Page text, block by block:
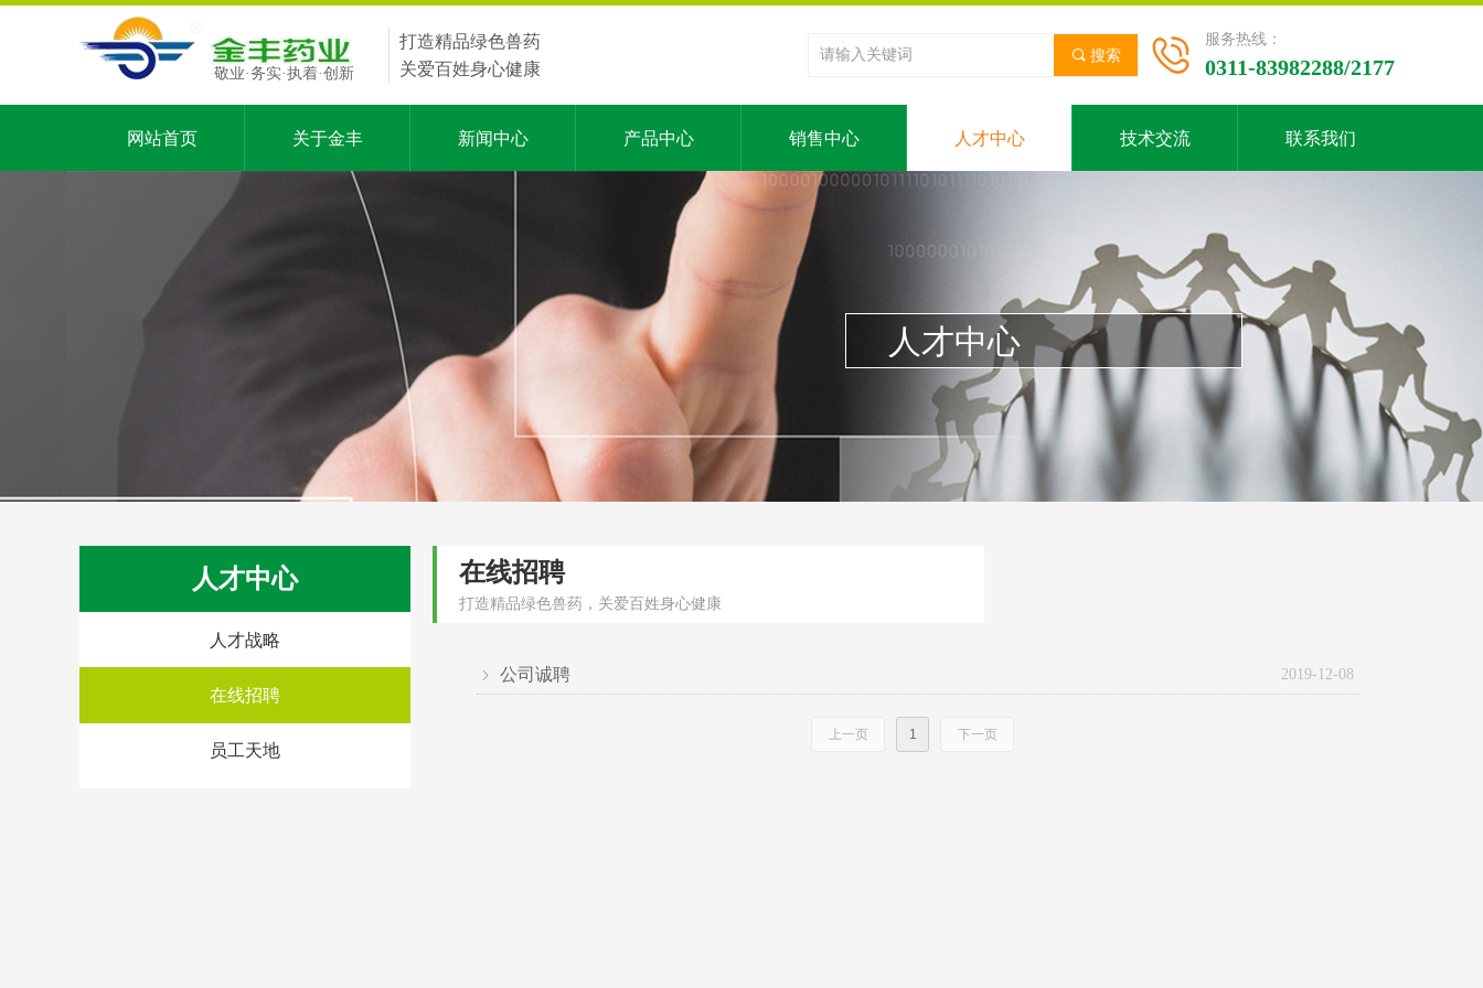
网站首页 关于金丰 新闻中心 产品中心 销售中心 人才中心 技术交流 联系我们
敬业·务实·执着·创新
打造精品绿色兽药
关爱百姓身心健康
服务热线：
0311-83982288/2177
끠 搜索
在线招聘
打造精品绿色兽药，关爱百姓身心健康
人才中心
人才中心
人才战略
在线招聘
员工天地
2019-12-08
ꁇ 公司诚聘
上一页 1 下一页